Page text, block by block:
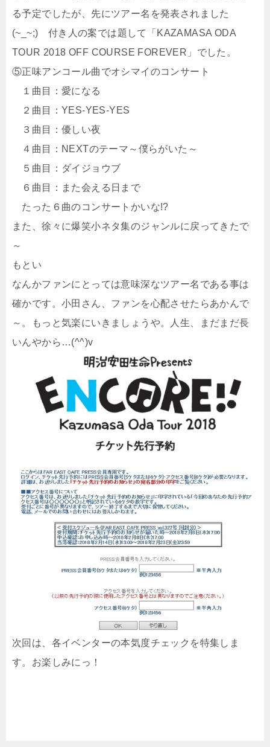
る予定でしたが、先にツアー名を発表されました
(~_~;) 付き人の案では題して「KAZAMASA ODA
TOUR 2018 OFF COURSE FOREVER」でした。
⑤正味アンコール曲でオシマイのコンサート
１曲目：愛になる
２曲目：YES-YES-YES
３曲目：優しい夜
４曲目：NEXTのテーマ～僕らがいた～
５曲目：ダイジョウブ
６曲目：また会える日まで
たった６曲のコンサートかいな!?
また、徐々に爆笑小ネタ集のジャンルに戻ってきたで
～
もとい
なんかファンにとっては意味深なツアー名である事は
確かです。小田さん、ファンを心配させたらあかんで
～。もっと気楽にいきましょうや。人生、まだまだ長
いんやから…(^^)v
次回は、各イベンターの本気度チェックを特集しま
す。お楽しみにっ！